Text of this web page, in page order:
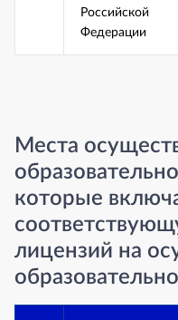
Российской
Федерации
Места
которые
лицензий на